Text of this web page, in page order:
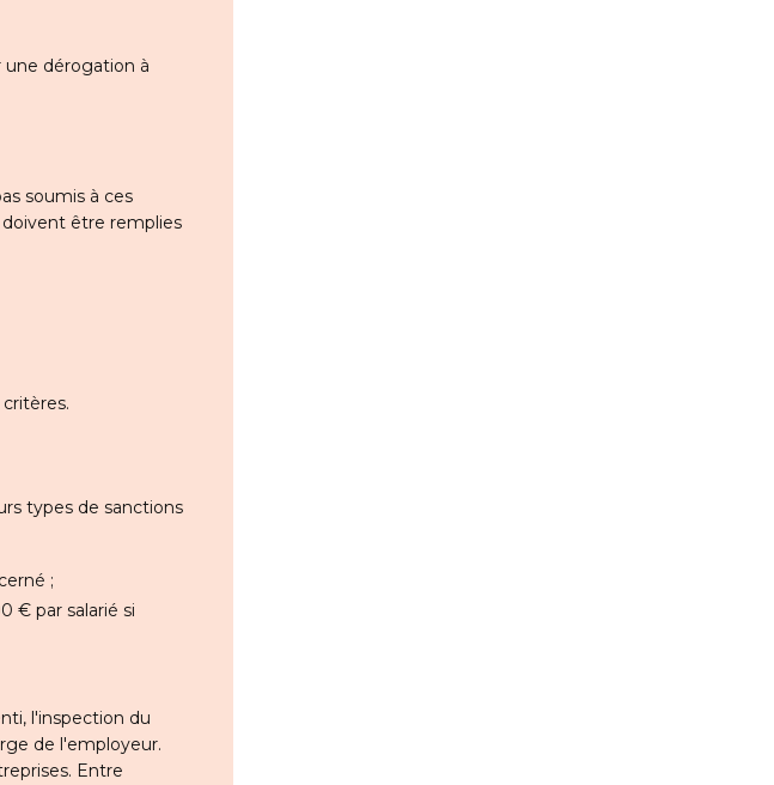
dérogation à
soumis à ces
être remplies
types de sanctions
;
€ par salarié si
l'inspection du
de l'employeur.
Entre